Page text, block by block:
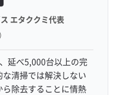
エタククミ代表
延べ5,000台以上の完
清掃では解決しない
除去することに情熱